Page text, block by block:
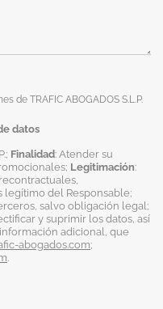
de TRAFIC ABOGADOS S.L.P.
datos
Finalidad: Atender su
Legitimación:
del Responsable;
salvo obligación legal;
y suprimir los datos, así
adicional, que
abogados.com;